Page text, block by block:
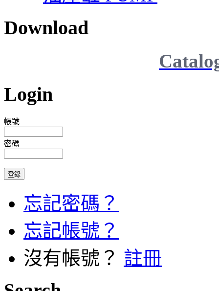
Download
Login
帳號
密碼
忘記密碼？
忘記帳號？
沒有帳號？ 註冊